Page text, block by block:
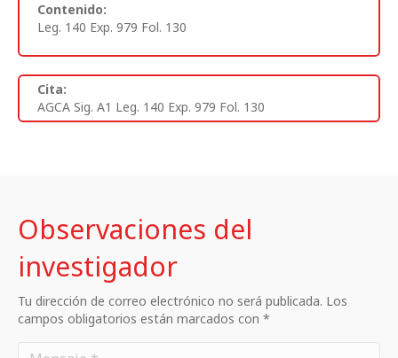
Contenido:
Leg. 140 Exp. 979 Fol. 130
Cita:
AGCA Sig. A1 Leg. 140 Exp. 979 Fol. 130
Observaciones del
investigador
Tu dirección de correo electrónico no será publicada. Los
campos obligatorios están marcados con *